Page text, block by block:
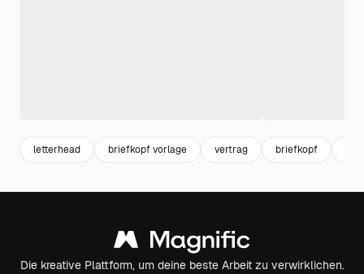
letterhead briefkopf vorlage vertrag briefkopf
Die kreative Plattform, um deine beste Arbeit zu verwirklichen.